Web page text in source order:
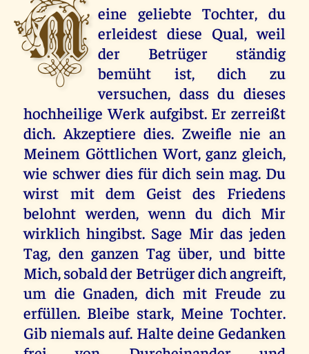
M eine geliebte Tochter, du
erleidest diese Qual, weil
der Betrüger ständig
bemüht ist, dich zu
versuchen, dass du dieses
hochheilige Werk aufgibst. Er zerreißt
dich. Akzeptiere dies. Zweifle nie an
Meinem Göttlichen Wort, ganz gleich,
wie schwer dies für dich sein mag. Du
wirst mit dem Geist des Friedens
belohnt werden, wenn du dich Mir
wirklich hingibst. Sage Mir das jeden
Tag, den ganzen Tag über, und bitte
Mich, sobald der Betrüger dich angreift,
um die Gnaden, dich mit Freude zu
erfüllen. Bleibe stark, Meine Tochter.
Gib niemals auf. Halte deine Gedanken